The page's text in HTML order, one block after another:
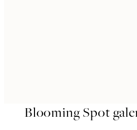
Blooming Spot